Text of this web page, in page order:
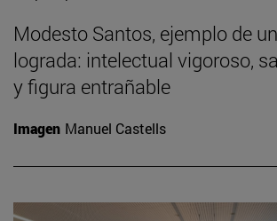
Modesto Santos, ejemplo de
lograda: intelectual vigoroso,
y figura entrañable
Imagen Manuel Castells